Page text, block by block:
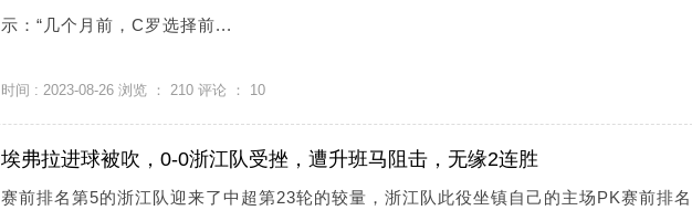
示：“几个月前，C罗选择前...
时间 : 2023-08-26 浏览 ： 210 评论 ： 10
埃弗拉进球被吹，0-0浙江队受挫，遭升班马阻击，无缘2连胜
赛前排名第5的浙江队迎来了中超第23轮的较量，浙江队此役坐镇自己的主场PK赛前排